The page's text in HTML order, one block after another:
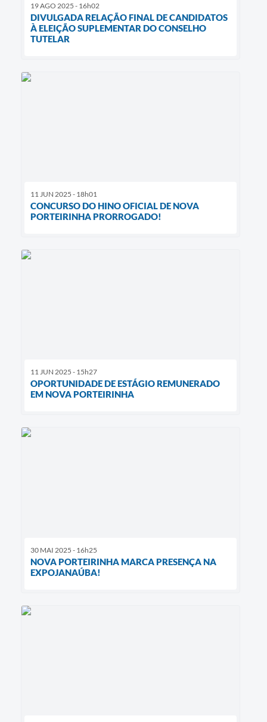
19 AGO 2025 - 16h02
DIVULGADA RELAÇÃO FINAL DE CANDIDATOS
À ELEIÇÃO SUPLEMENTAR DO CONSELHO
TUTELAR
11 JUN 2025 - 18h01
CONCURSO DO HINO OFICIAL DE NOVA
PORTEIRINHA PRORROGADO!
11 JUN 2025 - 15h27
OPORTUNIDADE DE ESTÁGIO REMUNERADO
EM NOVA PORTEIRINHA
30 MAI 2025 - 16h25
NOVA PORTEIRINHA MARCA PRESENÇA NA
EXPOJANAÚBA!